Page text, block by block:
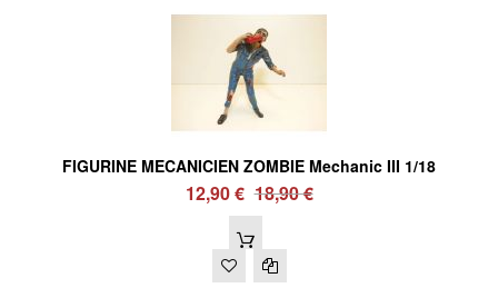
FIGURINE MECANICIEN ZOMBIE Mechanic III 1/18
12,90 € 18,90 €